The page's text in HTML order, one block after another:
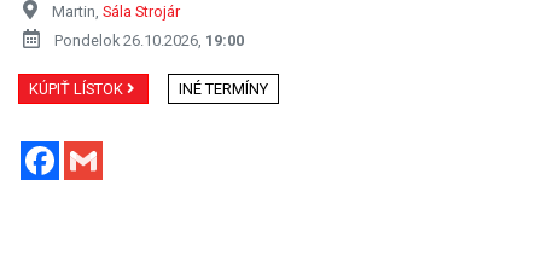
Martin, Sála Strojár
Pondelok 26.10.2026, 19:00
KÚPIŤ LÍSTOK INÉ TERMÍNY
Facebook